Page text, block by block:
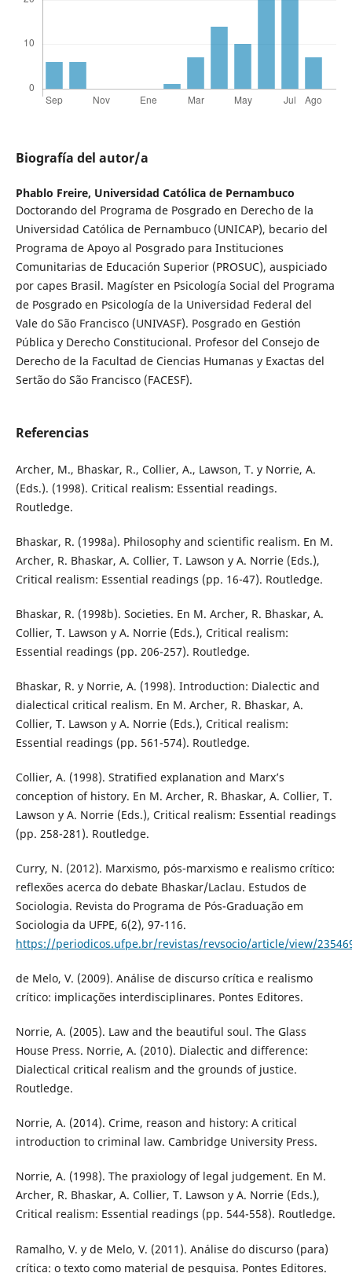
Biografía del autor/a
Phablo Freire, Universidad Católica de Pernambuco
Doctorando del Programa de Posgrado en Derecho de la
Universidad Católica de Pernambuco (UNICAP), becario del
Programa de Apoyo al Posgrado para Instituciones
Comunitarias de Educación Superior (PROSUC), auspiciado
por capes Brasil. Magíster en Psicología Social del Programa
de Posgrado en Psicología de la Universidad Federal del
Vale do São Francisco (UNIVASF). Posgrado en Gestión
Pública y Derecho Constitucional. Profesor del Consejo de
Derecho de la Facultad de Ciencias Humanas y Exactas del
Sertão do São Francisco (FACESF).
Referencias
Archer, M., Bhaskar, R., Collier, A., Lawson, T. y Norrie, A.
(Eds.). (1998). Critical realism: Essential readings.
Routledge.
Bhaskar, R. (1998a). Philosophy and scientific realism. En M.
Archer, R. Bhaskar, A. Collier, T. Lawson y A. Norrie (Eds.),
Critical realism: Essential readings (pp. 16-47). Routledge.
Bhaskar, R. (1998b). Societies. En M. Archer, R. Bhaskar, A.
Collier, T. Lawson y A. Norrie (Eds.), Critical realism:
Essential readings (pp. 206-257). Routledge.
Bhaskar, R. y Norrie, A. (1998). Introduction: Dialectic and
dialectical critical realism. En M. Archer, R. Bhaskar, A.
Collier, T. Lawson y A. Norrie (Eds.), Critical realism:
Essential readings (pp. 561-574). Routledge.
Collier, A. (1998). Stratified explanation and Marx’s
conception of history. En M. Archer, R. Bhaskar, A. Collier, T.
Lawson y A. Norrie (Eds.), Critical realism: Essential readings
(pp. 258-281). Routledge.
Curry, N. (2012). Marxismo, pós-marxismo e realismo crítico:
reflexões acerca do debate Bhaskar/Laclau. Estudos de
Sociologia. Revista do Programa de Pós-Graduação em
Sociologia da UFPE, 6(2), 97-116.
https://periodicos.ufpe.br/revistas/revsocio/article/view/
de Melo, V. (2009). Análise de discurso crítica e realismo
crítico: implicações interdisciplinares. Pontes Editores.
Norrie, A. (2005). Law and the beautiful soul. The Glass
House Press. Norrie, A. (2010). Dialectic and difference:
Dialectical critical realism and the grounds of justice.
Routledge.
Norrie, A. (2014). Crime, reason and history: A critical
introduction to criminal law. Cambridge University Press.
Norrie, A. (1998). The praxiology of legal judgement. En M.
Archer, R. Bhaskar, A. Collier, T. Lawson y A. Norrie (Eds.),
Critical realism: Essential readings (pp. 544-558). Routledge.
Ramalho, V. y de Melo, V. (2011). Análise do discurso (para)
crítica: o texto como material de pesquisa. Pontes Editores.